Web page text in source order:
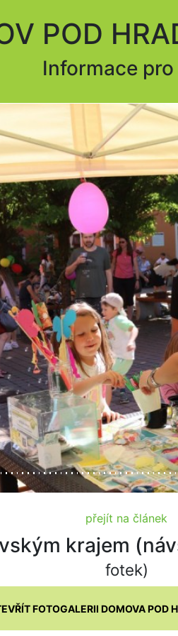
POD
Informace
přejít na článek
krajem
fotek)
FOTOGALERII DOMOVA POD